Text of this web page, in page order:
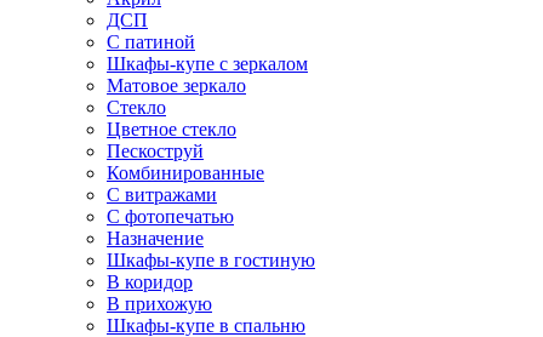
ДСП
С патиной
Шкафы-купе с зеркалом
Матовое зеркало
Стекло
Цветное стекло
Пескоструй
Комбинированные
С витражами
С фотопечатью
Назначение
Шкафы-купе в гостиную
В коридор
В прихожую
Шкафы-купе в спальню